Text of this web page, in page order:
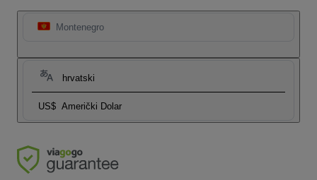
Montenegro
hrvatski
US$ Američki Dolar